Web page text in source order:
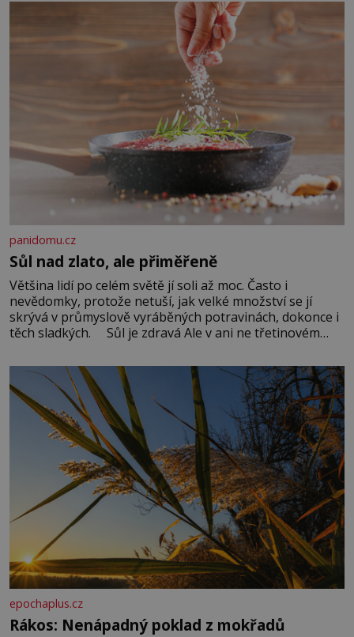
panidomu.cz
Sůl nad zlato, ale přiměřeně
Většina lidí po celém světě jí soli až moc. Často i
nevědomky, protože netuší, jak velké množství se jí
skrývá v průmyslově vyráběných potravinách, dokonce i
těch sladkých. Sůl je zdravá Ale v ani ne třetinovém
základní složky– sodík a chlór – jsou zásadní pro
správné hospodaření
epochaplus.cz
Rákos: Nenápadný poklad z mokřadů